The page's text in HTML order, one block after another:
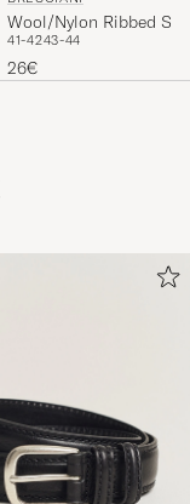
Wool/Nylon Ribbed
Black
41-4243-44
26€